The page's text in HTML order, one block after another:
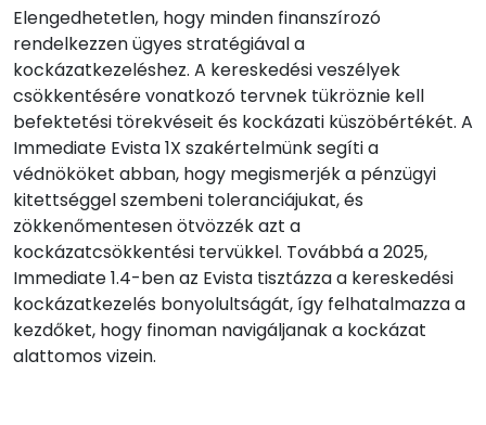
Elengedhetetlen, hogy minden finanszírozó
rendelkezzen ügyes stratégiával a
kockázatkezeléshez. A kereskedési veszélyek
csökkentésére vonatkozó tervnek tükröznie kell
befektetési törekvéseit és kockázati küszöbértékét. A
Immediate Evista 1X szakértelmünk segíti a
védnököket abban, hogy megismerjék a pénzügyi
kitettséggel szembeni toleranciájukat, és
zökkenőmentesen ötvözzék azt a
kockázatcsökkentési tervükkel. Továbbá a 2025,
Immediate 1.4-ben az Evista tisztázza a kereskedési
kockázatkezelés bonyolultságát, így felhatalmazza a
kezdőket, hogy finoman navigáljanak a kockázat
alattomos vizein.